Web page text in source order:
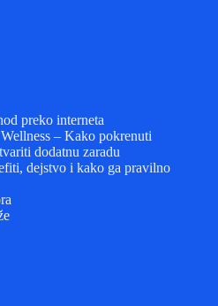
preko interneta
– Kako pokrenuti
dodatnu zaradu
dejstvo i kako ga pravilno